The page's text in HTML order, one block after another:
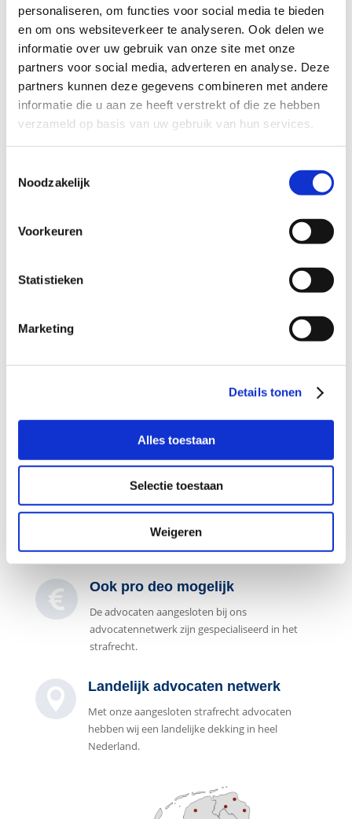
personaliseren, om functies voor social media te bieden
en om ons websiteverkeer te analyseren. Ook delen we
informatie over uw gebruik van onze site met onze
partners voor social media, adverteren en analyse. Deze
partners kunnen deze gegevens combineren met andere
informatie die u aan ze heeft verstrekt of die ze hebben
verzameld op basis van uw gebruik van hun services.
Noodzakelijk
Voorkeuren
Statistieken
Marketing
Details tonen
Alles toestaan
Selectie toestaan
Weigeren
Tijdstip
Datum
Ik ga akkoord met hetprivacy statement
enalgemene voorwaarden.
Bel kosteloos en vrijblijvend


advocatennetwerk zijn gespecialiseerd in het
strafrecht.
 7 dagen per week bereikbaar
Onze juridische intakebalie is 7 dagen per week
bereikbaar voor een gratis intake gesprek.
 Ook pro deo mogelijk
De advocaten aangesloten bij ons
advocatennetwerk zijn gespecialiseerd in het
strafrecht.
 Landelijk advocaten netwerk
Met onze aangesloten strafrecht advocaten
hebben wij een landelijke dekking in heel
Nederland.